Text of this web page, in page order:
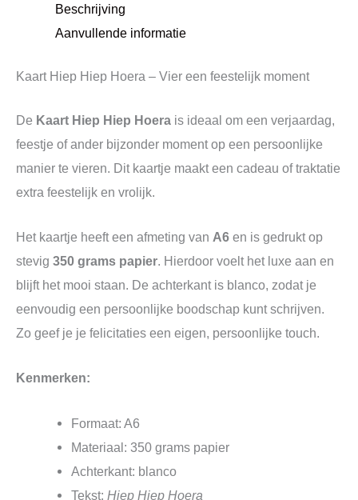
Beschrijving
Aanvullende informatie
Kaart Hiep Hiep Hoera – Vier een feestelijk moment
De Kaart Hiep Hiep Hoera is ideaal om een verjaardag,
feestje of ander bijzonder moment op een persoonlijke
manier te vieren. Dit kaartje maakt een cadeau of traktatie
extra feestelijk en vrolijk.
Het kaartje heeft een afmeting van A6 en is gedrukt op
stevig 350 grams papier. Hierdoor voelt het luxe aan en
blijft het mooi staan. De achterkant is blanco, zodat je
eenvoudig een persoonlijke boodschap kunt schrijven.
Zo geef je je felicitaties een eigen, persoonlijke touch.
Kenmerken:
Formaat: A6
Materiaal: 350 grams papier
Achterkant: blanco
Tekst: Hiep Hiep Hoera